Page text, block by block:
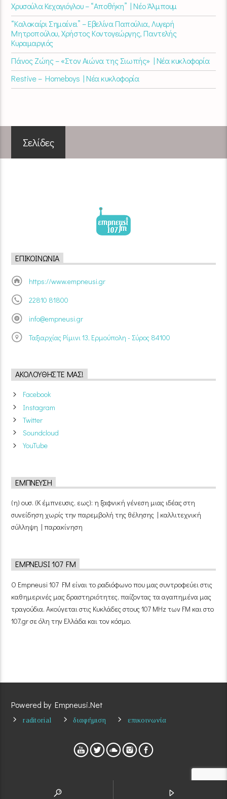
Χρυσούλα Κεχαγιόγλου – “Αποθήκη” | Νέο Άλμπουμ
“Καλοκαίρι Σημαίνει” – Εβελίνα Παπούλια, Λυγερή
Μητροπούλου, Χρήστος Κοντογεώργης, Παντελής
Κυραμαργιός
Πάνος Ζώης – «Στον Αιώνα της Σιωπής» | Νέα κυκλοφορία
Restive – Homeboys | Νέα κυκλοφορία
Σελίδες
ΕΠΙΚΟΙΝΩΝΊΑ
https://www.empneusi.gr
22810 81800
info@empneusi.gr
Ταξιαρχίας Ρίμινι 13, Ερμούπολη - Σύρος 84100
ΑΚΟΛΟΥΘΉΣΤΕ ΜΑΣ!
Facebook
Instagram
Twitter
Soundcloud
YouTube
ΈΜΠΝΕΥΣΗ
(η) ουσ. (Κ έμπνευσις, εως): η ξαφνική γένεση μιας ιδέας στη
συνείδηση χωρίς την παρεμβολή της θέλησης | καλλιτεχνική
σύλληψη | παρακίνηση
EMPNEUSI 107 FM
Ο Empneusi 107 FM είναι το ραδιόφωνο που μας συντροφεύει στις
καθημερινές μας δραστηριότητες, παίζοντας τα αγαπημένα μας
τραγούδια. Ακούγεται στις Κυκλάδες στους 107 MHz των FM και στο
107.gr σε όλη την Ελλάδα και τον κόσμο.
Powered by Empneusi.Net
raditorial διαφήμιση επικοινωνία